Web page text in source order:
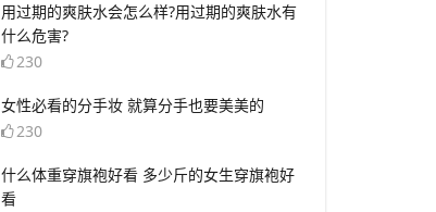
​用过期的爽肤水会怎么样?用过期的爽肤水有
什么危害?
230
​女性必看的分手妆 就算分手也要美美的
230
​什么体重穿旗袍好看 多少斤的女生穿旗袍好
看